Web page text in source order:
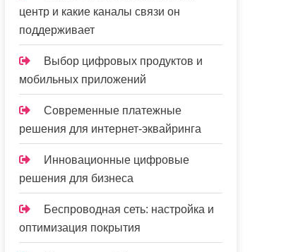
центр и какие каналы связи он
поддерживает
Выбор цифровых продуктов и
мобильных приложений
Современные платежные
решения для интернет-эквайринга
Инновационные цифровые
решения для бизнеса
Беспроводная сеть: настройка и
оптимизация покрытия